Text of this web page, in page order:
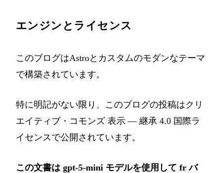
エンジンとライセンス
このブログはAstroとカスタムのモダンなテーマ
で構築されています。
特に明記がない限り、このブログの投稿はクリ
エイティブ・コモンズ 表示 — 継承 4.0 国際ラ
イセンス で公開されています。
この文書は gpt-5-mini モデルを使用して fr バ